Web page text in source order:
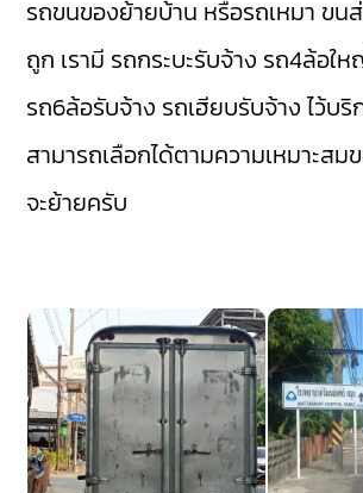
รถขนของย้ายบ้าน หรือรถเหมา ขน
ถูก เรามี รถกระบะรับจ้าง รถ4ล้อใ
รถ6ล้อรับจ้าง รถเฮียบรับจ้างไว้บริ
สามารถเลือกได้ตามความเหมาะส
จะย้ายครับ